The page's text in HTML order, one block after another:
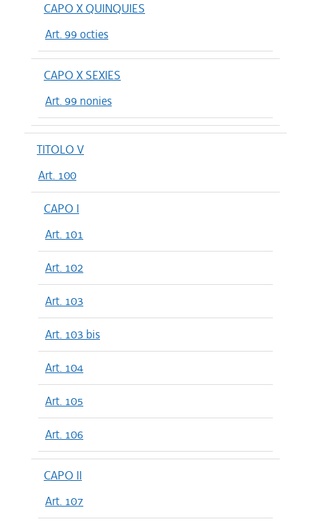
CAPO X QUINQUIES
Art. 99 octies
CAPO X SEXIES
Art. 99 nonies
TITOLO V
Art. 100
CAPO I
Art. 101
Art. 102
Art. 103
Art. 103 bis
Art. 104
Art. 105
Art. 106
CAPO II
Art. 107